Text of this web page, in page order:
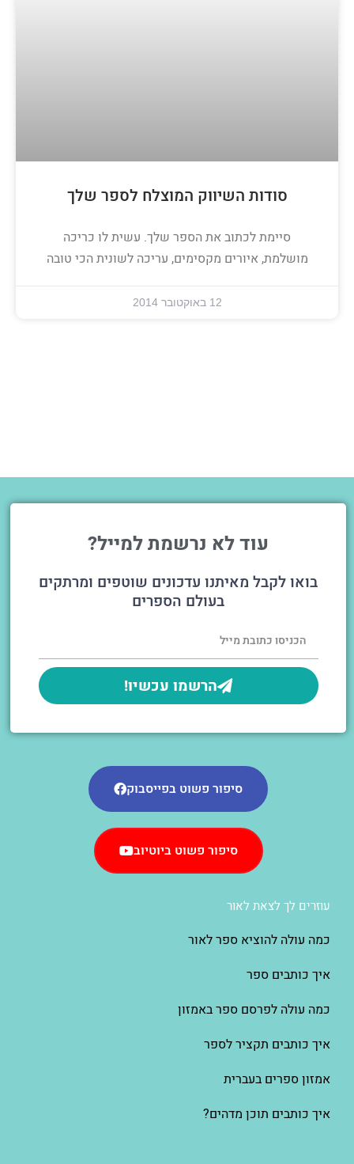
סודות השיווק המוצלח לספר שלך
סיימת לכתוב את הספר שלך. עשית לו כריכה
מושלמת, איורים מקסימים, עריכה לשונית הכי טובה
12 באוקטובר 2014
עוזרים לך לצאת לאור
כמה עולה להוציא ספר לאור
איך כותבים ספר
כמה עולה לפרסם ספר באמזון
איך כותבים תקציר לספר
אמזון ספרים בעברית
איך כותבים תוכן מדהים?
עוד לא נרשמת למייל?
בואו לקבל מאיתנו עדכונים שוטפים ומרתקים
בעולם הספרים
הרשמו עכשיו!
סיפור פשוט בפייסבוק
סיפור פשוט ביוטיוב